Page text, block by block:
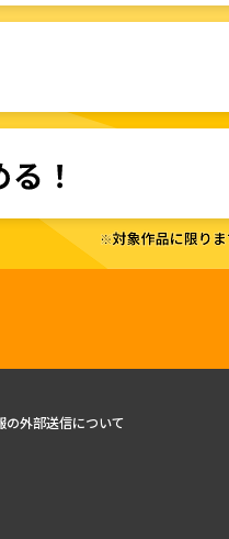
の外部送信について